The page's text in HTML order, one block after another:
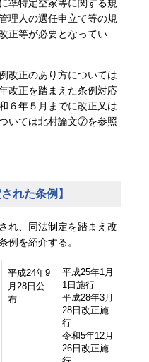
準特定空家等に関する規
理人の選任申立て等の規
正等が必要となってい
改正のあり方については
改正を踏まえた条例対応
６年５月までに改正又は
いては北村論文⑦を参照
れた条例】
れ、同法制定を踏まえ改
例を紹介する。
平成24年9
月28日公
布
平成25年1月
1日施行
平成28年3月
28日改正施
行
令和5年12月
26日改正施